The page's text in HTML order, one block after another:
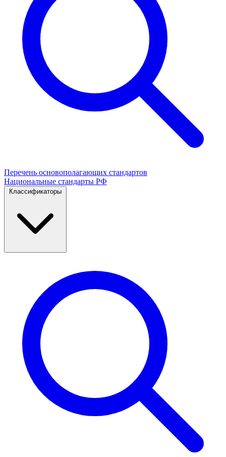
Перечень основополагающих стандартов
Национальные стандарты РФ
Классификаторы